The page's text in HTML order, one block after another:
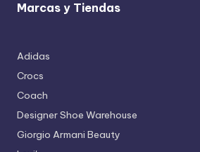
Marcas y Tiendas
Adidas
Crocs
Coach
Designer Shoe Warehouse
Giorgio Armani Beauty